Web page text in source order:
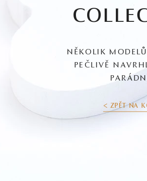
NĚKOLIK
PEČLIVĚ
< ZPĚT NA